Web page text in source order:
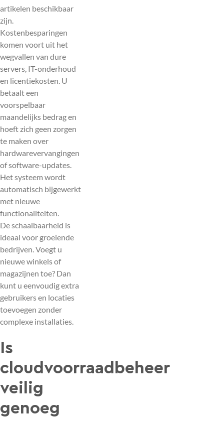
artikelen beschikbaar
zijn.
Kostenbesparingen
komen voort uit het
wegvallen van dure
servers, IT-onderhoud
en licentiekosten. U
betaalt een
voorspelbaar
maandelijks bedrag en
hoeft zich geen zorgen
te maken over
hardwarevervangingen
of software-updates.
Het systeem wordt
automatisch bijgewerkt
met nieuwe
functionaliteiten.
De schaalbaarheid is
ideaal voor groeiende
bedrijven. Voegt u
nieuwe winkels of
magazijnen toe? Dan
kunt u eenvoudig extra
gebruikers en locaties
toevoegen zonder
complexe installaties.
Is
cloudvoorraadbeheer
veilig
genoeg